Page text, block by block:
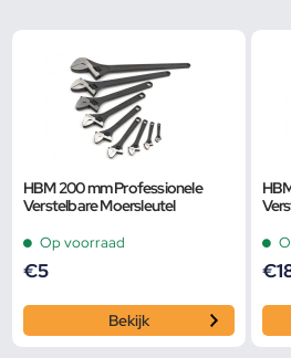
HBM 200 mm Professionele
Verstelbare Moersleutel
Op voorraad
€5
Bekijk
€